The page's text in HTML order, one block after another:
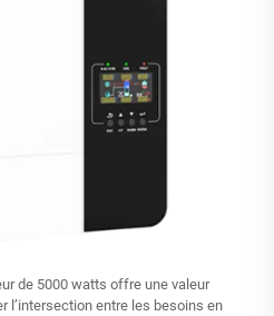
de 5000 watts offre une valeur
l’intersection entre les besoins en